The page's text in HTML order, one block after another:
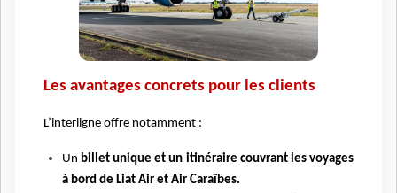
Les avantages concrets pour les clients
L’interligne offre notamment :
Un billet unique et un itinéraire couvrant les voyages
à bord de Liat Air et Air Caraïbes.